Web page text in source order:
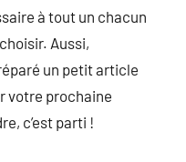
à tout un chacun
Aussi,
un petit article
votre prochaine
c’est parti !